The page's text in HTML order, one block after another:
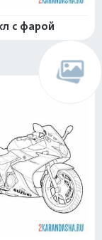
с фарой